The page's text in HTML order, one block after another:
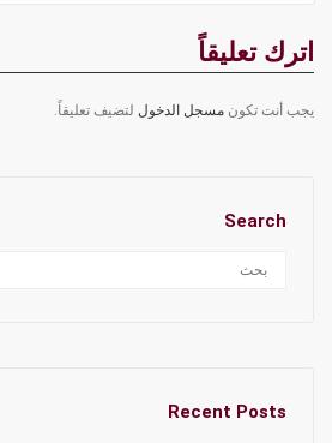
اترك تعليقاً
يجب أنت تكون مسجل الدخول لتضيف تعليقاً.
Search
Recent Posts